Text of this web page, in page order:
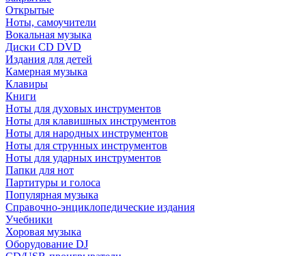
Открытые
Ноты, самоучители
Вокальная музыка
Диски CD DVD
Издания для детей
Камерная музыка
Клавиры
Книги
Ноты для духовых инструментов
Ноты для клавишных инструментов
Ноты для народных инструментов
Ноты для струнных инструментов
Ноты для ударных инструментов
Папки для нот
Партитуры и голоса
Популярная музыка
Справочно-энциклопедические издания
Учебники
Хоровая музыка
Оборудование DJ